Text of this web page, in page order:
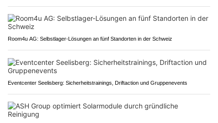
Room4u AG: Selbstlager-Lösungen an fünf Standorten in der Schweiz
Eventcenter Seelisberg: Sicherheitstrainings, Driftaction und Gruppenevents